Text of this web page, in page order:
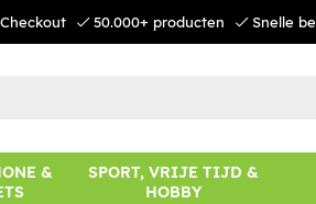
50.000+ producten Snelle
&
SPORT, VRIJE TIJD &
HOBBY